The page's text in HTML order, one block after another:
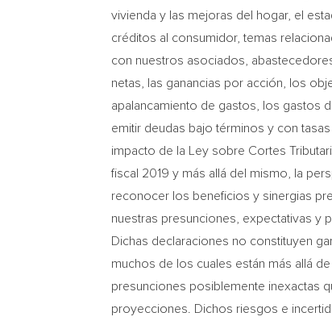
vivienda y las mejoras del hogar, el
créditos al consumidor, temas
con nuestros asociados,
netas, las ganancias por acción, los
apalancamiento de gastos, los gastos
emitir deudas bajo términos y con
impacto de la Ley sobre Cortes
fiscal 2019 y más allá del mismo, la
reconocer los beneficios y sinergias
nuestras presunciones, expectativas y
Dichas declaraciones no constituyen
muchos de los cuales están más allá
presunciones posiblemente inexactas
proyecciones. Dichos riesgos e